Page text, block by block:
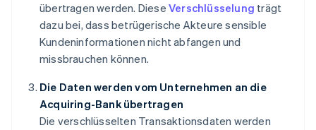
übertragen werden. Diese Verschlüsselung trägt
dazu bei, dass betrügerische Akteure sensible
Kundeninformationen nicht abfangen und
missbrauchen können.
Die Daten werden vom Unternehmen an die
Acquiring-Bank übertragen
Die verschlüsselten Transaktionsdaten werden